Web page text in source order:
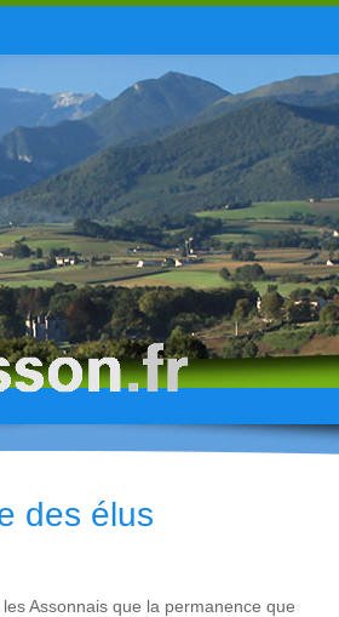
des élus
Assonnais que la permanence que